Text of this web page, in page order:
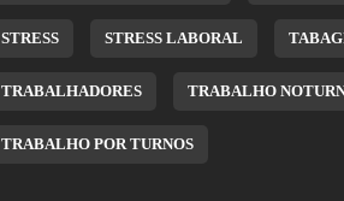
STRESS STRESS LABORAL
TRABALHADORES TRABALHO
TRABALHO POR TURNOS